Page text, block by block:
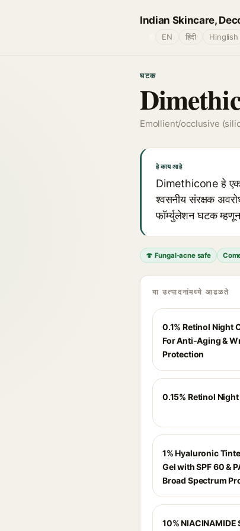
Indian Skincare,
EN हिंदी Hinglish
घटक
Emollient/occlusive
हे काय आहे
Dimethicone हे एक
श्वसनीय संरक्षक
फॉर्म्युलेशन घटक
🍄 Fungal-acne safe
या उत्पादनांमध्ये आढळते
0.1% Retinol Night
For Anti-Aging &
Protection
0.15% Retinol
1% Hyaluronic
Gel with SPF 60 &
Broad Spectrum
10% NIACINAMIDE